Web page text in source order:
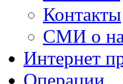
Контакты
СМИ о
Интернет
Операции